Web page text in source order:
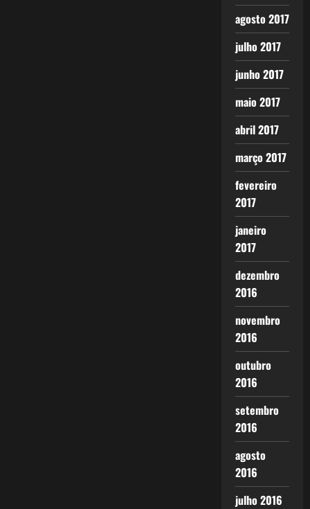
agosto 2017
julho 2017
junho 2017
maio 2017
abril 2017
março 2017
fevereiro
2017
janeiro
2017
dezembro
2016
novembro
2016
outubro
2016
setembro
2016
agosto
2016
julho 2016